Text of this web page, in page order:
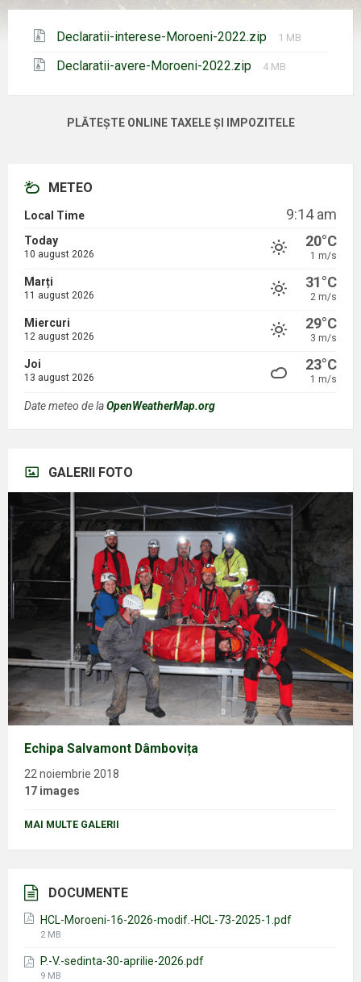
Declaratii-interese-Moroeni-2022.zip
Mărimea
1 MB
Declaratii-avere-Moroeni-2022.zip
Mărimea
4 MB
PLĂTEȘTE ONLINE TAXELE ȘI IMPOZITELE
METEO
Local Time 9:14 am
Today
10 august 2026
20°C
1 m/s
Marți
11 august 2026
31°C
2 m/s
Miercuri
12 august 2026
29°C
3 m/s
Joi
13 august 2026
23°C
1 m/s
Date meteo de laOpenWeatherMap.org
GALERII FOTO
Echipa Salvamont Dâmbovița
22 noiembrie 2018
17 images
MAI MULTE GALERII
DOCUMENTE
HCL-Moroeni-16-2026-modif.-HCL-73-2025-1.pdf
File
2 MB
P.-V.-sedinta-30-aprilie-2026.pdf
File
9 MB